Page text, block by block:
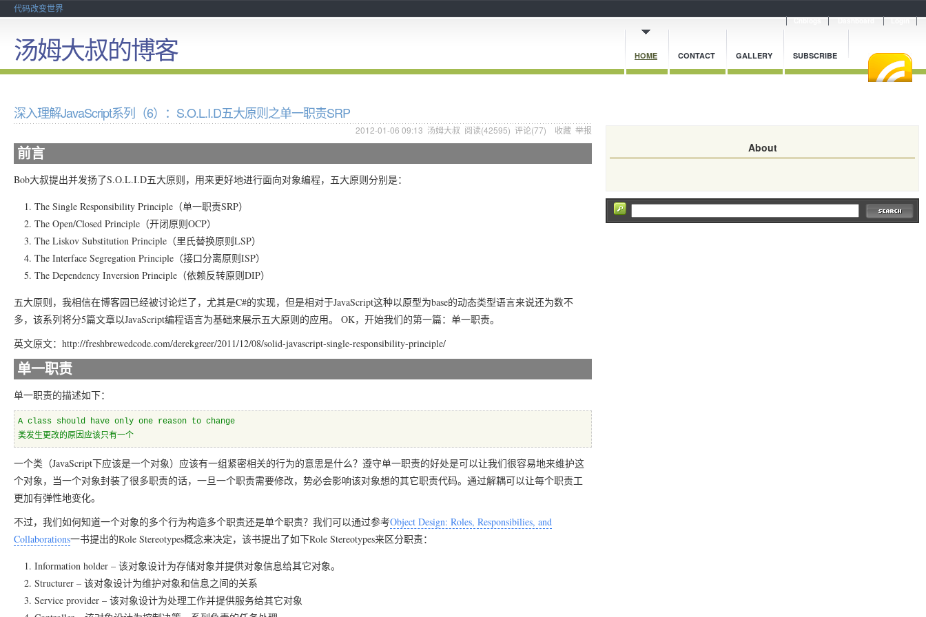
代码改变世界
HOME CONTACT GALLERY SUBSCRIBE
汤姆大叔的博客
深入理解JavaScript系列（6）：S.O.L.I.D五大原则之单一职责SRP
2012-01-06 09:13 汤姆大叔 阅读(42595) 评论(77) 收藏 举报
前言
Bob大叔提出并发扬了S.O.L.I.D五大原则，用来更好地进行面向对象编程，五大原则分别是：
The Single Responsibility Principle（单一职责SRP）
The Open/Closed Principle（开闭原则OCP）
The Liskov Substitution Principle（里氏替换原则LSP）
The Interface Segregation Principle（接口分离原则ISP）
The Dependency Inversion Principle（依赖反转原则DIP）
五大原则，我相信在博客园已经被讨论烂了，尤其是C#的实现，但是相对于JavaScript这种以原型为base的动态类型语言来说还为数不
多，该系列将分5篇文章以JavaScript编程语言为基础来展示五大原则的应用。 OK，开始我们的第一篇：单一职责。
英文原文：http://freshbrewedcode.com/derekgreer/2011/12/08/solid-javascript-single-responsibility-principle/
单一职责
单一职责的描述如下：
A class should have only one reason to change
类发生更改的原因应该只有一个
一个类（JavaScript下应该是一个对象）应该有一组紧密相关的行为的意思是什么？遵守单一职责的好处是可以让我们很容易地来维护这
个对象，当一个对象封装了很多职责的话，一旦一个职责需要修改，势必会影响该对象想的其它职责代码。通过解耦可以让每个职责工
更加有弹性地变化。
不过，我们如何知道一个对象的多个行为构造多个职责还是单个职责？我们可以通过参考Object Design: Roles, Responsibilies, and
Collaborations一书提出的Role Stereotypes概念来决定，该书提出了如下Role Stereotypes来区分职责：
Information holder – 该对象设计为存储对象并提供对象信息给其它对象。
Structurer – 该对象设计为维护对象和信息之间的关系
Service provider – 该对象设计为处理工作并提供服务给其它对象
About